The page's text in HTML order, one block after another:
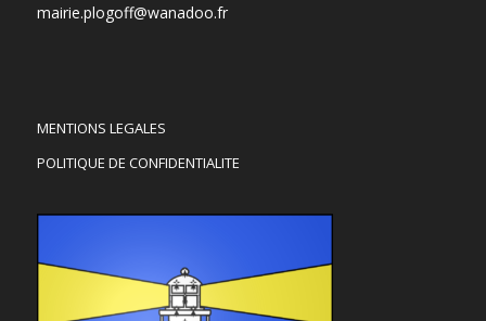
mairie.plogoff@wanadoo.fr
MENTIONS LEGALES
POLITIQUE DE CONFIDENTIALITE